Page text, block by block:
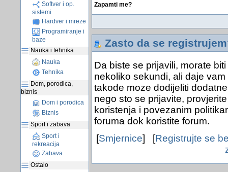
Softver i op.
sistemi
Hardver i mreze
Programiranje i
baze
Nauka i tehnika
Nauka
Tehnika
Dom, porodica,
biznis
Dom i porodica
Biznis
Sport i zabava
Sport i
rekreacija
Zabava
Ostalo
Zapamti me?
Zasto da se
Da biste se prijavili, morate
nekoliko sekundi, ali daje
takode moze dodijeliti
nego sto se prijavite,
koristenja i povezanim
foruma dok koristite forum.
[Smjernice] [Registrujte se